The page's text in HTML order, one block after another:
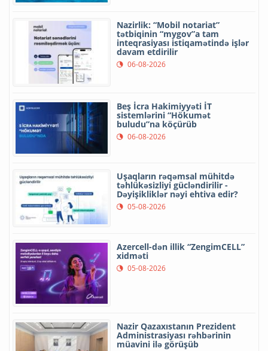
Nazirlik: “Mobil notariat”
tətbiqinin “mygov”a tam
inteqrasiyası istiqamətində işlər
davam etdirilir
06-08-2026
Beş İcra Hakimiyyəti İT
sistemlərini “Hökumət
buludu”na köçürüb
06-08-2026
Uşaqların rəqəmsal mühitdə
təhlükəsizliyi gücləndirilir -
Dəyişikliklər nəyi ehtiva edir?
05-08-2026
Azercell-dən illik “ZengimCELL”
xidməti
05-08-2026
Nazir Qazaxıstanın Prezident
Administrasiyası rəhbərinin
müavini ilə görüşüb